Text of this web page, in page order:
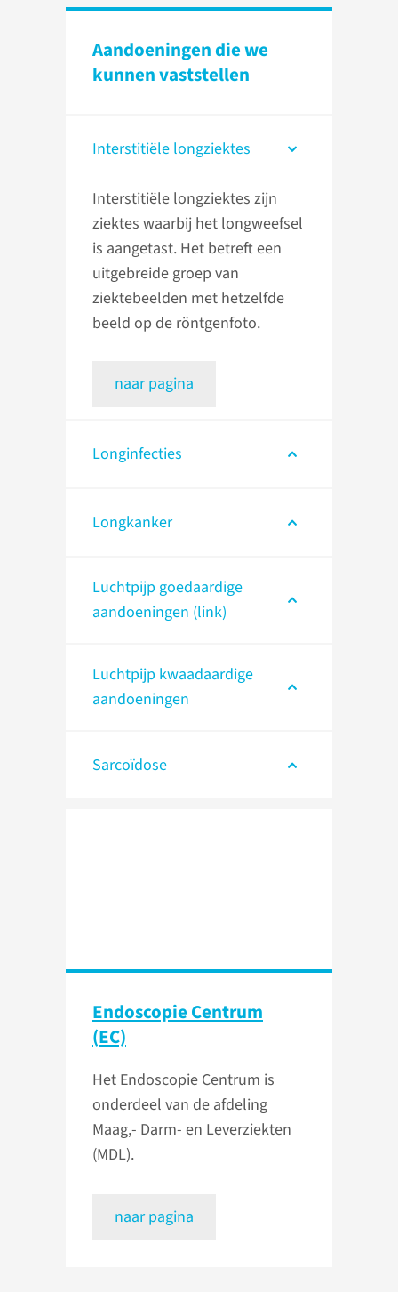
Aandoeningen die we
kunnen vaststellen
Interstitiële longziektes
Interstitiële longziektes zijn
ziektes waarbij het longweefsel
is aangetast. Het betreft een
uitgebreide groep van
ziektebeelden met hetzelfde
beeld op de röntgenfoto.
naar pagina
Longinfecties
Longkanker
Luchtpijp goedaardige
aandoeningen (link)
Luchtpijp kwaadaardige
aandoeningen
Sarcoïdose
Endoscopie Centrum
(EC)
Het Endoscopie Centrum is
onderdeel van de afdeling
Maag,- Darm- en Leverziekten
(MDL).
naar pagina